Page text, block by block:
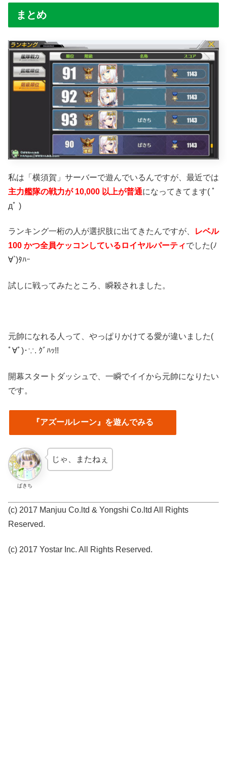
まとめ
私は「横須賀」サーバーで遊んでいるんですが、最近では
主力艦隊の戦力が 10,000 以上が普通になってきてます( ﾟ
дﾟ )
ランキング一桁の人が選択肢に出てきたんですが、
レベル
100 かつ全員ケッコンしているロイヤルパーティでした(ﾉ
∀`)ﾀﾊｰ
試しに戦ってみたところ、瞬殺されました。
元帥になれる人って、やっぱりかけてる愛が違いました(
ﾟ∀ﾟ)･∵. ｸﾞﾊｯ!!
開幕スタートダッシュで、一瞬でイイから元帥になりたい
です。
『アズールレーン』を遊んでみる
ぱきち
じゃ、またねぇ
(c) 2017 Manjuu Co.ltd & Yongshi Co.ltd All Rights
Reserved.
(c) 2017 Yostar Inc. All Rights Reserved.